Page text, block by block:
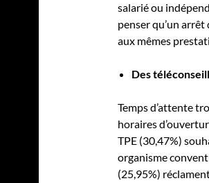
salarié ou
penser qu’un
aux mêmes
Des
Temps d’attente
horaires
TPE (30,47%)
organisme
(25,95%)